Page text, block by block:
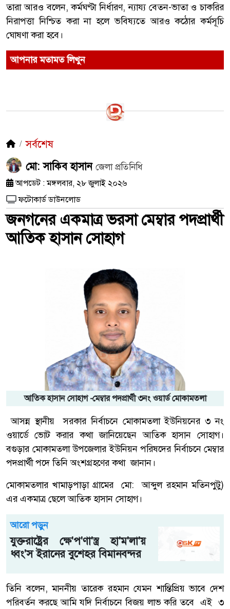
তারা আরও বলেন, কর্মঘণ্টা নির্ধারণ, ন্যায্য বেতন-ভাতা ও চাকরির
নিরাপত্তা নিশ্চিত করা না হলে ভবিষ্যতে আরও কঠোর কর্মসূচি
ঘোষণা করা হবে।
আপনার মতামত লিখুন
সর্বশেষ
মো: সাকিব হাসানজেলা প্রতিনিধি
আপডেট : মঙ্গলবার, ২৮ জুলাই ২০২৬
ফটোকার্ড ডাউনলোড
জনগনের একমাত্র ভরসা মেম্বার পদপ্রার্থী
আতিক হাসান সোহাগ
আতিক হাসান সোহাগ -মেম্বার পদপ্রার্থী ৩নং ওয়ার্ড মোকামতলা
আসন্ন স্থানীয় সরকার নির্বাচনে মোকামতলা ইউনিয়নের ৩ নং
ওয়ার্ডে ভোট করার কথা জানিয়েছেন আতিক হাসান সোহাগ।
বগুড়ার মোকামতলা উপজেলার ইউনিয়ন পরিষদের নির্বাচনে মেম্বার
পদপ্রার্থী পদে তিনি অংশগ্রহণের কথা জানান।
মোকামতলার খামাড়পাড়া গ্রামের মো: আব্দুল রহমান মতিনপুটু)
এর একমাত্র ছেলে আতিক হাসান সোহাগ।
আরো পড়ুন
যুক্তরাষ্ট্রের ক্ষে'প'ণা'স্ত্র হা'ম'লা'য়
ধ্বং'স ইরানের বুশেহর বিমানবন্দর
তিনি বলেন, মাননীয় তারেক রহমান যেমন শান্তিপ্রিয় ভাবে দেশ
পরিবর্তন করছে আমি যদি নির্বাচনে বিজয় লাভ করি তবে এই ৩